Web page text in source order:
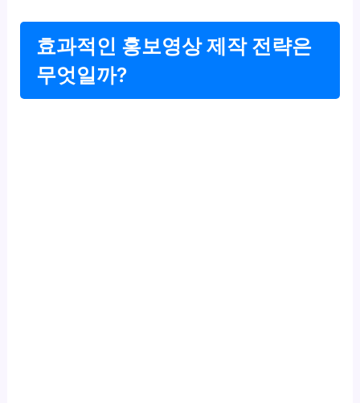
효과적인 홍보영상 제작 전략은
무엇일까?